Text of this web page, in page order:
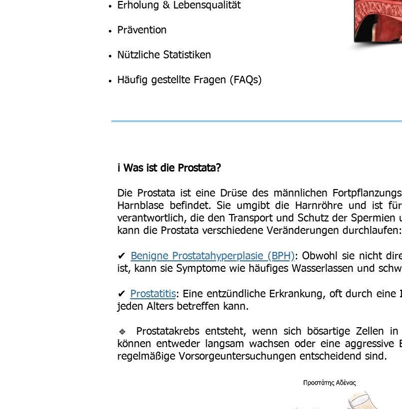
Erholung & Lebensqualität
Prävention
Nützliche Statistiken
Häufig gestellte Fragen (FAQs)
ℹ️ Was ist die Prostata?
Die Prostata ist eine Drüse des männlichen
Harnblase befindet. Sie umgibt die Harnröhre und ist
verantwortlich, die den Transport und Schutz der Spermien
kann die Prostata verschiedene Veränderungen durchlaufen:
✔ Benigne Prostatahyperplasie (BPH): Obwohl sie nicht
ist, kann sie Symptome wie häufiges Wasserlassen und
✔ Prostatitis: Eine entzündliche Erkrankung, oft durch eine
jeden Alters betreffen kann.
🔹 Prostatakrebs entsteht, wenn sich bösartige Zellen
können entweder langsam wachsen oder eine aggressive
regelmäßige Vorsorgeuntersuchungen entscheidend sind.